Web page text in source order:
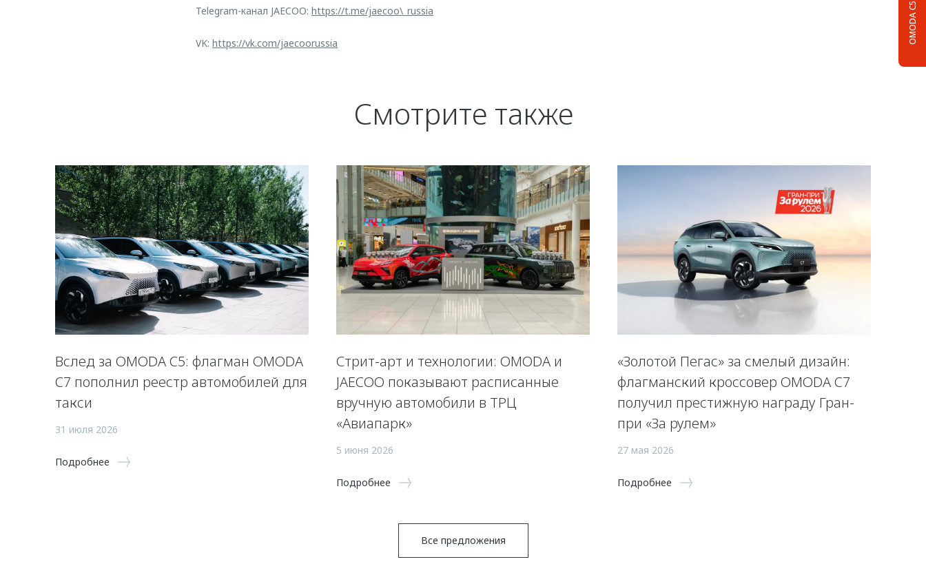
OMODA C5
Telegram-канал JAECOO: https://t.me/jaecoo\_russia
VK: https://vk.com/jaecoorussia
Смотрите также
Вслед за OMODA C5: флагман OMODA
C7 пополнил реестр автомобилей для
такси
31 июля 2026
Подробнее
Стрит-арт и технологии: OMODA и
JAECOO показывают расписанные
вручную автомобили в ТРЦ
«Авиапарк»
5 июня 2026
Подробнее
«Золотой Пегас» за смелый дизайн:
флагманский кроссовер OMODA C7
получил престижную награду Гран-
при «За рулем»
27 мая 2026
Подробнее
Все предложения